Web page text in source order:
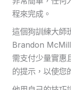
程來完成。
這個狗訓練大師
Brandon
需支付少量實惠
的提示，以使您